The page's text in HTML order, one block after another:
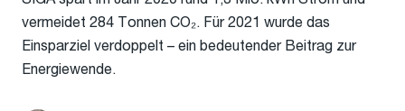
vermeidet 284 Tonnen CO₂. Für 2021 wurde das
Einsparziel verdoppelt – ein bedeutender Beitrag zur
Energiewende.